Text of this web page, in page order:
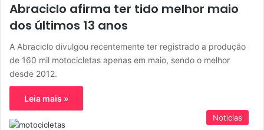
Abraciclo afirma ter tido melhor maio
dos últimos 13 anos
A Abraciclo divulgou recentemente ter registrado a produção
de 160 mil motocicletas apenas em maio, sendo o melhor
desde 2012.
Leia mais »
Noticias